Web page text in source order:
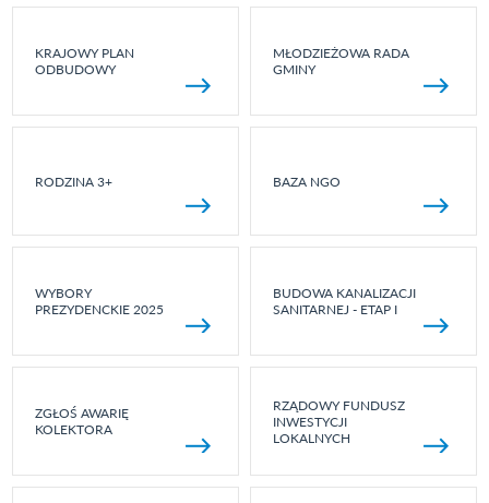
KRAJOWY PLAN
ODBUDOWY
MŁODZIEŻOWA RADA
GMINY
RODZINA 3+ BAZA NGO
WYBORY
PREZYDENCKIE 2025
BUDOWA KANALIZACJI
SANITARNEJ - ETAP I
ZGŁOŚ AWARIĘ
KOLEKTORA
RZĄDOWY FUNDUSZ
INWESTYCJI
LOKALNYCH